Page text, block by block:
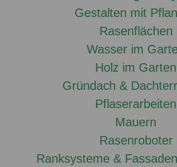
Gestalten mit
Rasenflächen
Wasser im
Holz im Garten
Gründach &
Pflaserarbeiten
Mauern
Rasenroboter
Ranksysteme &